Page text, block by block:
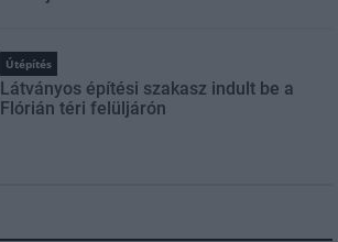
Útépítés
Látványos építési szakasz indult be a
Flórián téri felüljárón